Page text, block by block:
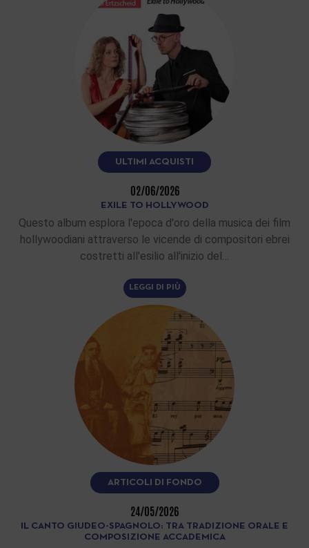
ULTIMI ACQUISTI
02/06/2026
EXILE TO HOLLYWOOD
Questo album esplora l'epoca d'oro della musica dei film
hollywoodiani attraverso le vicende di compositori ebrei
costretti all'esilio all'inizio del…
LEGGI DI PIÙ
ARTICOLI DI FONDO
24/05/2026
IL CANTO GIUDEO-SPAGNOLO: TRA TRADIZIONE ORALE E
COMPOSIZIONE ACCADEMICA